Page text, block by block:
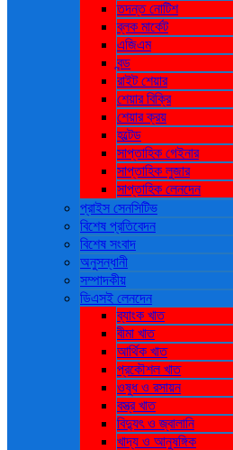
তদন্ত নোটিশ
ব্লক মার্কেট
এজিএম
বন্ড
রাইট শেয়ার
শেয়ার বিক্রি
শেয়ার ক্রয়
হল্টেড
সাপ্তাহিক গেইনার
সাপ্তাহিক লুজার
সাপ্তাহিক লেনদেন
প্রাইস সেনসিটিভ
বিশেষ প্রতিবেদন
বিশেষ সংবাদ
অনুসন্ধানী
সম্পাদকীয়
ডিএসই লেনদেন
ব্যাংক খাত
বীমা খাত
আর্থিক খাত
প্রকৌশল খাত
ওষুধ ও রসায়ন
বস্ত্র খাত
বিদ্যুৎ ও জ্বালানি
খাদ্য ও আনুষঙ্গিক